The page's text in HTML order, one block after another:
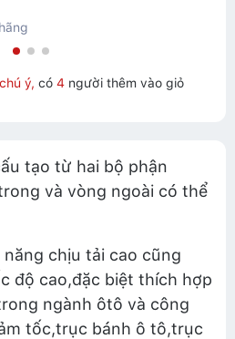
ý, có 4 người thêm vào giỏ
tạo từ hai bộ phận
và vòng ngoài có thể
năng chịu tải cao cũng
độ cao,đặc biệt thích hợp
ngành ôtô và công
tốc,trục bánh ô tô,trục